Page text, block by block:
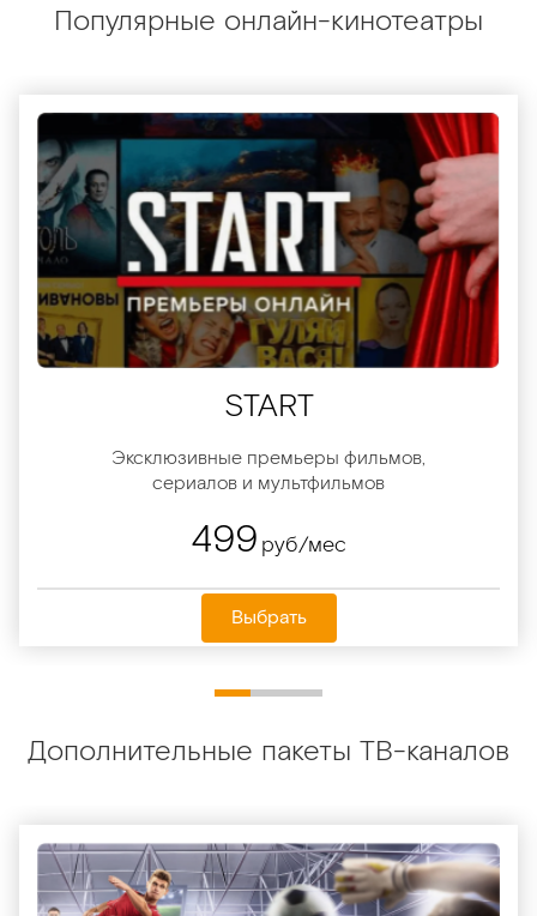
Популярные онлайн-кинотеатры
START
Эксклюзивные премьеры фильмов,
сериалов и мультфильмов
499 руб/мес
Выбрать
Дополнительные пакеты ТВ-каналов